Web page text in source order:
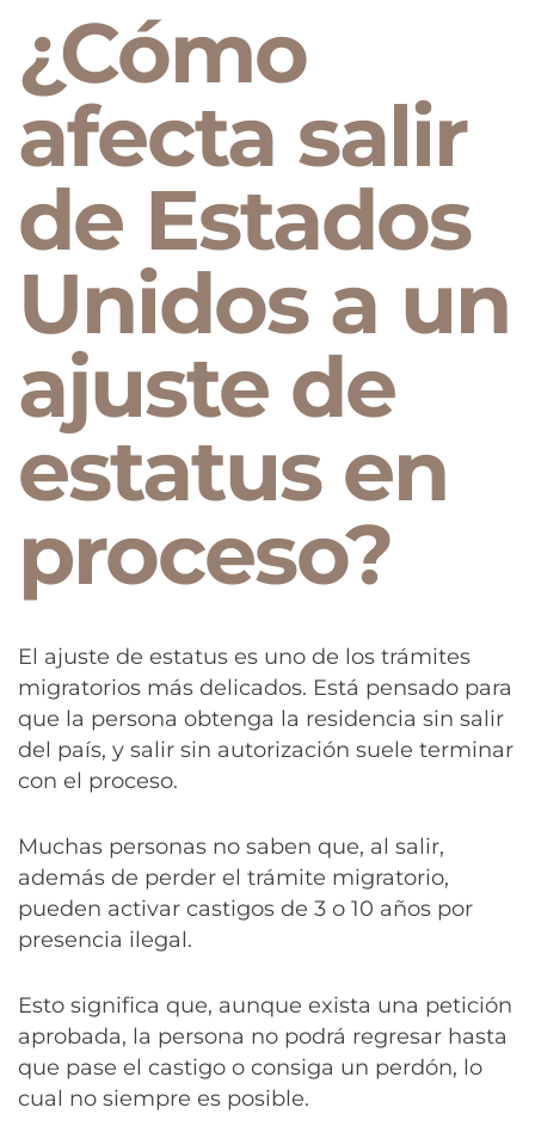
¿Cómo
afecta salir
de Estados
Unidos a un
ajuste de
estatus en
proceso?
El ajuste de estatus es uno de los trámites
migratorios más delicados. Está pensado para
que la persona obtenga la residencia sin salir
del país, y salir sin autorización suele terminar
con el proceso.
Muchas personas no saben que, al salir,
además de perder el trámite migratorio,
pueden activar castigos de 3 o 10 años por
presencia ilegal.
Esto significa que, aunque exista una petición
aprobada, la persona no podrá regresar hasta
que pase el castigo o consiga un perdón, lo
cual no siempre es posible.